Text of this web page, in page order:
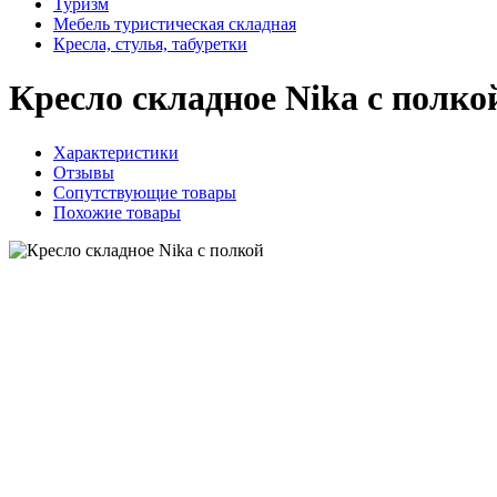
Туризм
Мебель туристическая складная
Кресла, стулья, табуретки
Кресло складное Nika с
Характеристики
Отзывы
Сопутствующие товары
Похожие товары